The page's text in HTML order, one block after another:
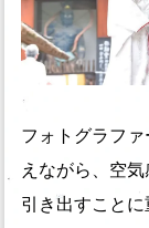
フォトグラフ
えながら、空
引き出すこと